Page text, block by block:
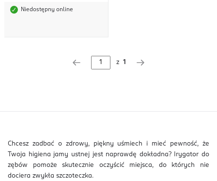
Niedostępny online
z 1
Chcesz zadbać o zdrowy, piękny uśmiech i mieć pewność, że
Twoja higiena jamy ustnej jest naprawdę dokładna? Irygator do
zębów pomoże skutecznie oczyścić miejsca, do których nie
dociera zwykła szczoteczka.